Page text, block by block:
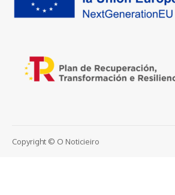
Copyright © O Noticieiro